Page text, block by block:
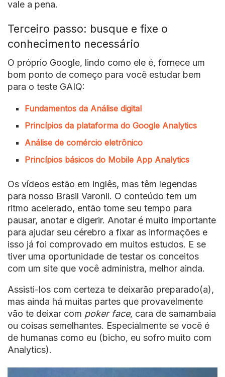
vale a pena.
Terceiro passo: busque e fixe o
conhecimento necessário
O próprio Google, lindo como ele é, fornece um
bom ponto de começo para você estudar bem
para o teste GAIQ:
Fundamentos da Análise digital
Princípios da plataforma do Google Analytics
Análise de comércio eletrônico
Princípios básicos do Mobile App Analytics
Os vídeos estão em inglês, mas têm legendas
para nosso Brasil Varonil. O conteúdo tem um
ritmo acelerado, então tome seu tempo para
pausar, anotar e digerir. Anotar é muito importante
para ajudar seu cérebro a fixar as informações e
isso já foi comprovado em muitos estudos. E se
tiver uma oportunidade de testar os conceitos
com um site que você administra, melhor ainda.
Assisti-los com certeza te deixarão preparado(a),
mas ainda há muitas partes que provavelmente
vão te deixar com poker face, cara de samambaia
ou coisas semelhantes. Especialmente se você é
de humanas como eu (bicho, eu sofro muito com
Analytics).